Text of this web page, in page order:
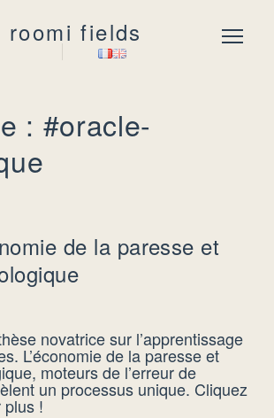
roomi fields Menu
: #oracle-
de la paresse et
novatrice sur l’apprentissage
L’économie de la paresse et
moteurs de l’erreur de
un processus unique. Cliquez
plus !